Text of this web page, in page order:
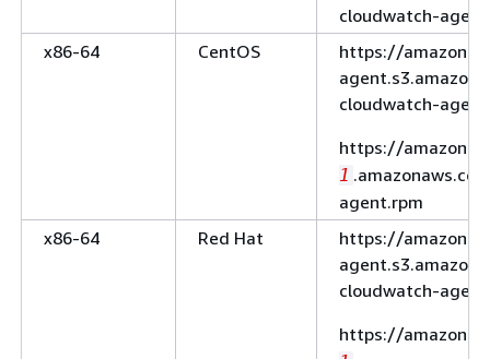
cloudwatch-
x86-64
CentOS
https://
cloudwatch-
https://
1
agent.rpm
x86-64
Red Hat
https://
cloudwatch-
https://